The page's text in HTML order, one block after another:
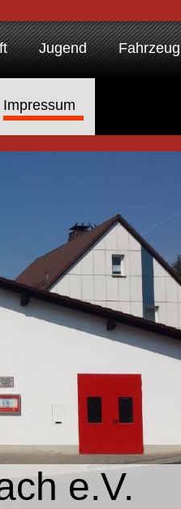
Jugend Fahrzeug
Impressum
e.V.